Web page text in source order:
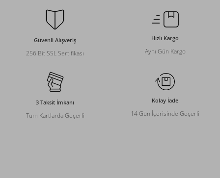
Güvenli Alışveriş
256 Bit SSL Sertifikası
Hızlı Kargo
Aynı Gün Kargo
3 Taksit İmkanı
Tüm Kartlarda Geçerli
Kolay İade
14 Gün İçerisinde Geçerli